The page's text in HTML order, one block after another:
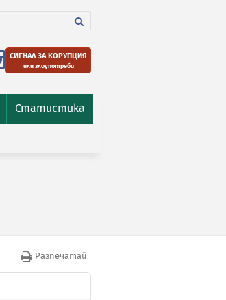
СИГНАЛ ЗА КОРУПЦИЯ
или злоупотреби
Статистика
Разпечатай